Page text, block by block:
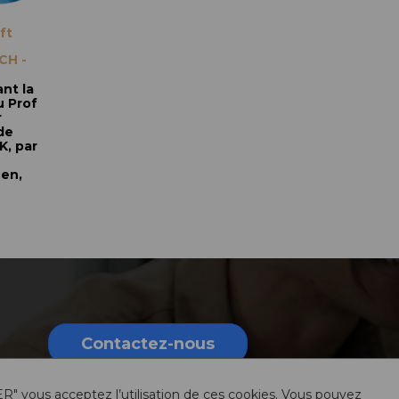
-
la
Prof
par
Contactez-nous
vous acceptez l’utilisation de ces cookies. Vous pouvez